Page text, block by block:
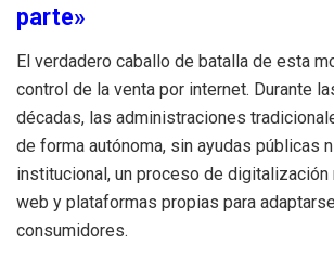
parte»
El verdadero caballo de batalla de esta
control de la venta por internet. Durante
décadas, las administraciones
de forma autónoma, sin ayudas públicas
institucional, un proceso de digitalización
web y plataformas propias para
consumidores.